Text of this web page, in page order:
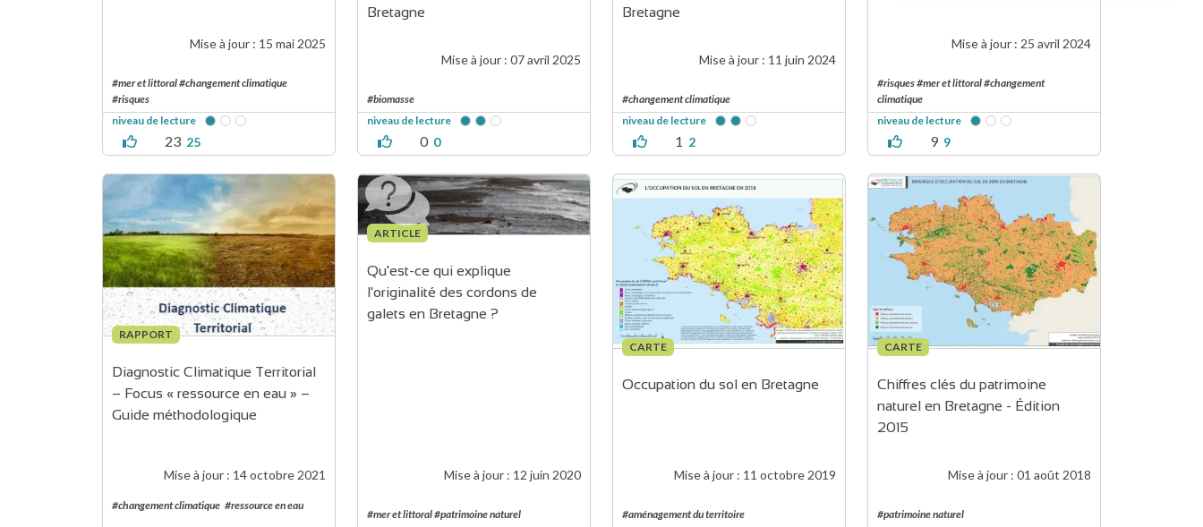
Mise à jour : 15 mai 2025
#mer et littoral #changement climatique
#risques
niveau de lecture
23 25
Bretagne
Mise à jour : 07 avril 2025
#biomasse
niveau de lecture
0 0
Bretagne
Mise à jour : 11 juin 2024
#changement climatique
niveau de lecture
1 2
Mise à jour : 25 avril 2024
#risques #mer et littoral #changement
climatique
niveau de lecture
9 9
RAPPORT
Diagnostic Climatique Territorial
– Focus « ressource en eau » –
Guide méthodologique
Mise à jour : 14 octobre 2021
#changement climatique #ressource en eau
ARTICLE
Qu'est-ce qui explique
l'originalité des cordons de
galets en Bretagne ?
Mise à jour : 12 juin 2020
#mer et littoral #patrimoine naturel
CARTE
Occupation du sol en Bretagne
Mise à jour : 11 octobre 2019
#aménagement du territoire
CARTE
Chiffres clés du patrimoine
naturel en Bretagne - Édition
2015
Mise à jour : 01 août 2018
#patrimoine naturel